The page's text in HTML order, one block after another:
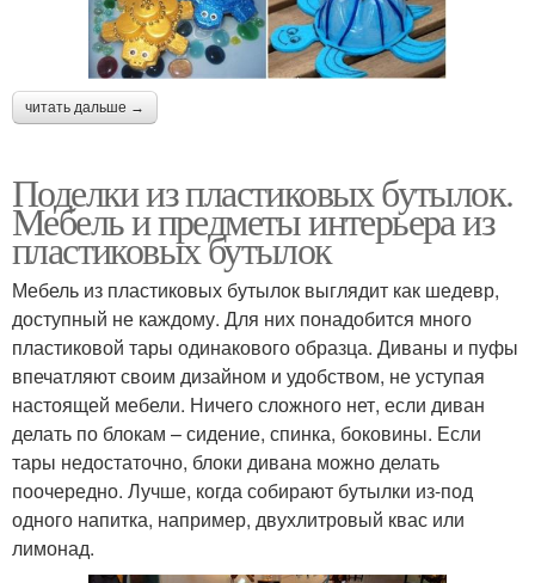
читать дальше →
Поделки из пластиковых бутылок.
Мебель и предметы интерьера из
пластиковых бутылок
Мебель из пластиковых бутылок выглядит как шедевр,
доступный не каждому. Для них понадобится много
пластиковой тары одинакового образца. Диваны и пуфы
впечатляют своим дизайном и удобством, не уступая
настоящей мебели. Ничего сложного нет, если диван
делать по блокам – сидение, спинка, боковины. Если
тары недостаточно, блоки дивана можно делать
поочередно. Лучше, когда собирают бутылки из-под
одного напитка, например, двухлитровый квас или
лимонад.